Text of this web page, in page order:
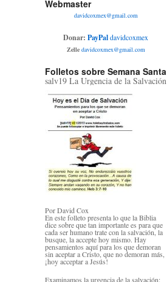
Webmaster
davidcoxmex@gmail.com
Donar: PayPaldavidcoxmex
Zelle davidcoxmex@gmail.com
Folletos sobre Semana Santa
salv19 La Urgencia de la Salvación
Por David Cox
En este folleto presenta lo que la Biblia
dice sobre que tan importante es para que
cada ser humano trate con la salvación, la
busque, la accepte hoy mismo. Hay
pensamientos aquí para los que demoran
sin aceptar a Cristo, que no demoran más,
¡hoy acceptar a Jesús!
Examinamos la urgencia de la salvación: